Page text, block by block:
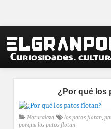
¿Por qué los
Naturaleza los patos flotan,
porque los patos flotan